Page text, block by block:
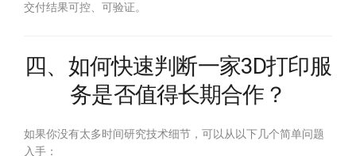
交付结果可控、可验证。
四、如何快速判断一家3D打印服
务是否值得长期合作？
如果你没有太多时间研究技术细节，可以从以下几个简单问题
入手：